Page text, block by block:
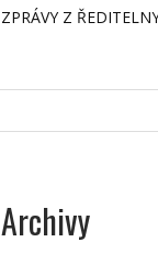
ZPRÁVY Z
Archivy